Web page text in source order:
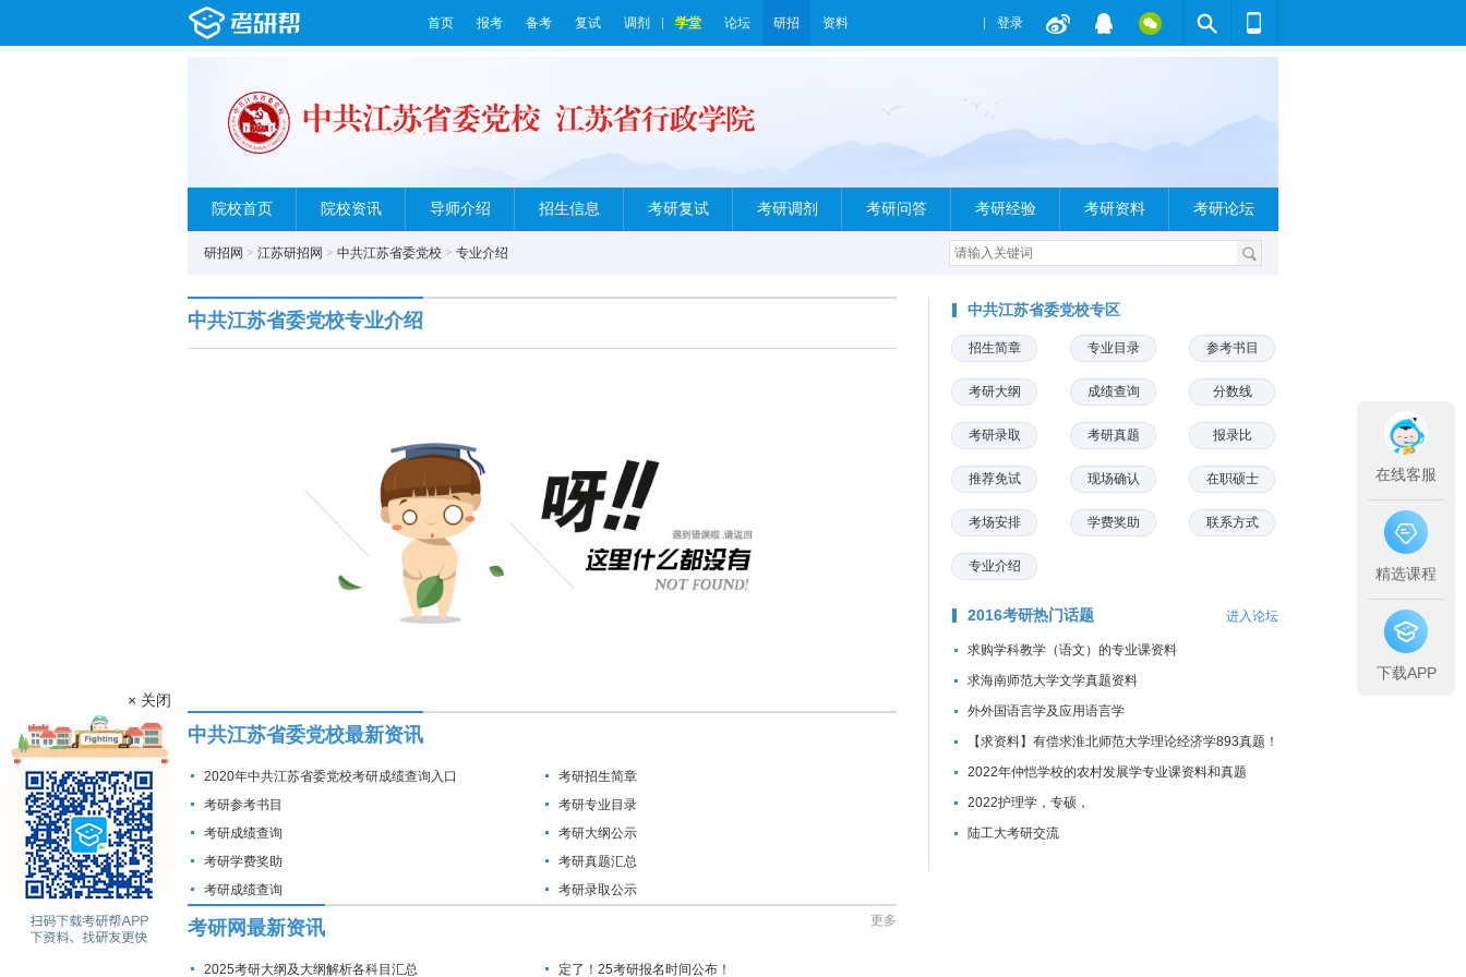
首页 报考 备考 复试 调剂 学堂 论坛 研招 资料 登录
院校首页 院校资讯 导师介绍 招生信息 考研复试 考研调剂 考研问答 考研经验 考研资料 考研论坛
研招网 > 江苏研招网 > 中共江苏省委党校 > 专业介绍
中共江苏省委党校专业介绍
中共江苏省委党校最新资讯
2020年中共江苏省委党校考研成绩查询入口
考研招生简章
考研参考书目
考研专业目录
考研成绩查询
考研大纲公示
考研学费奖助
考研真题汇总
考研成绩查询
考研录取公示
考研网最新资讯 更多
2025考研大纲及大纲解析各科目汇总 定了！25考研报名时间公布！
中共江苏省委党校专区
招生简章 专业目录 参考书目
考研大纲 成绩查询 分数线
考研录取 考研真题 报录比
推荐免试 现场确认 在职硕士
考场安排 学费奖助 联系方式
专业介绍
2016考研热门话题 进入论坛
求购学科教学（语文）的专业课资料
求海南师范大学文学真题资料
外外国语言学及应用语言学
【求资料】有偿求淮北师范大学理论经济学893真题！
2022年仲恺学校的农村发展学专业课资料和真题
2022护理学，专硕，
陆工大考研交流
× 关闭
在线客服
精选课程
下载APP